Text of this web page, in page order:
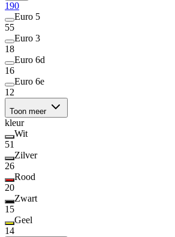
190
Euro 5
55
Euro 3
18
Euro 6d
16
Euro 6e
12
Toon meer
kleur
Wit
51
Zilver
26
Rood
20
Zwart
15
Geel
14